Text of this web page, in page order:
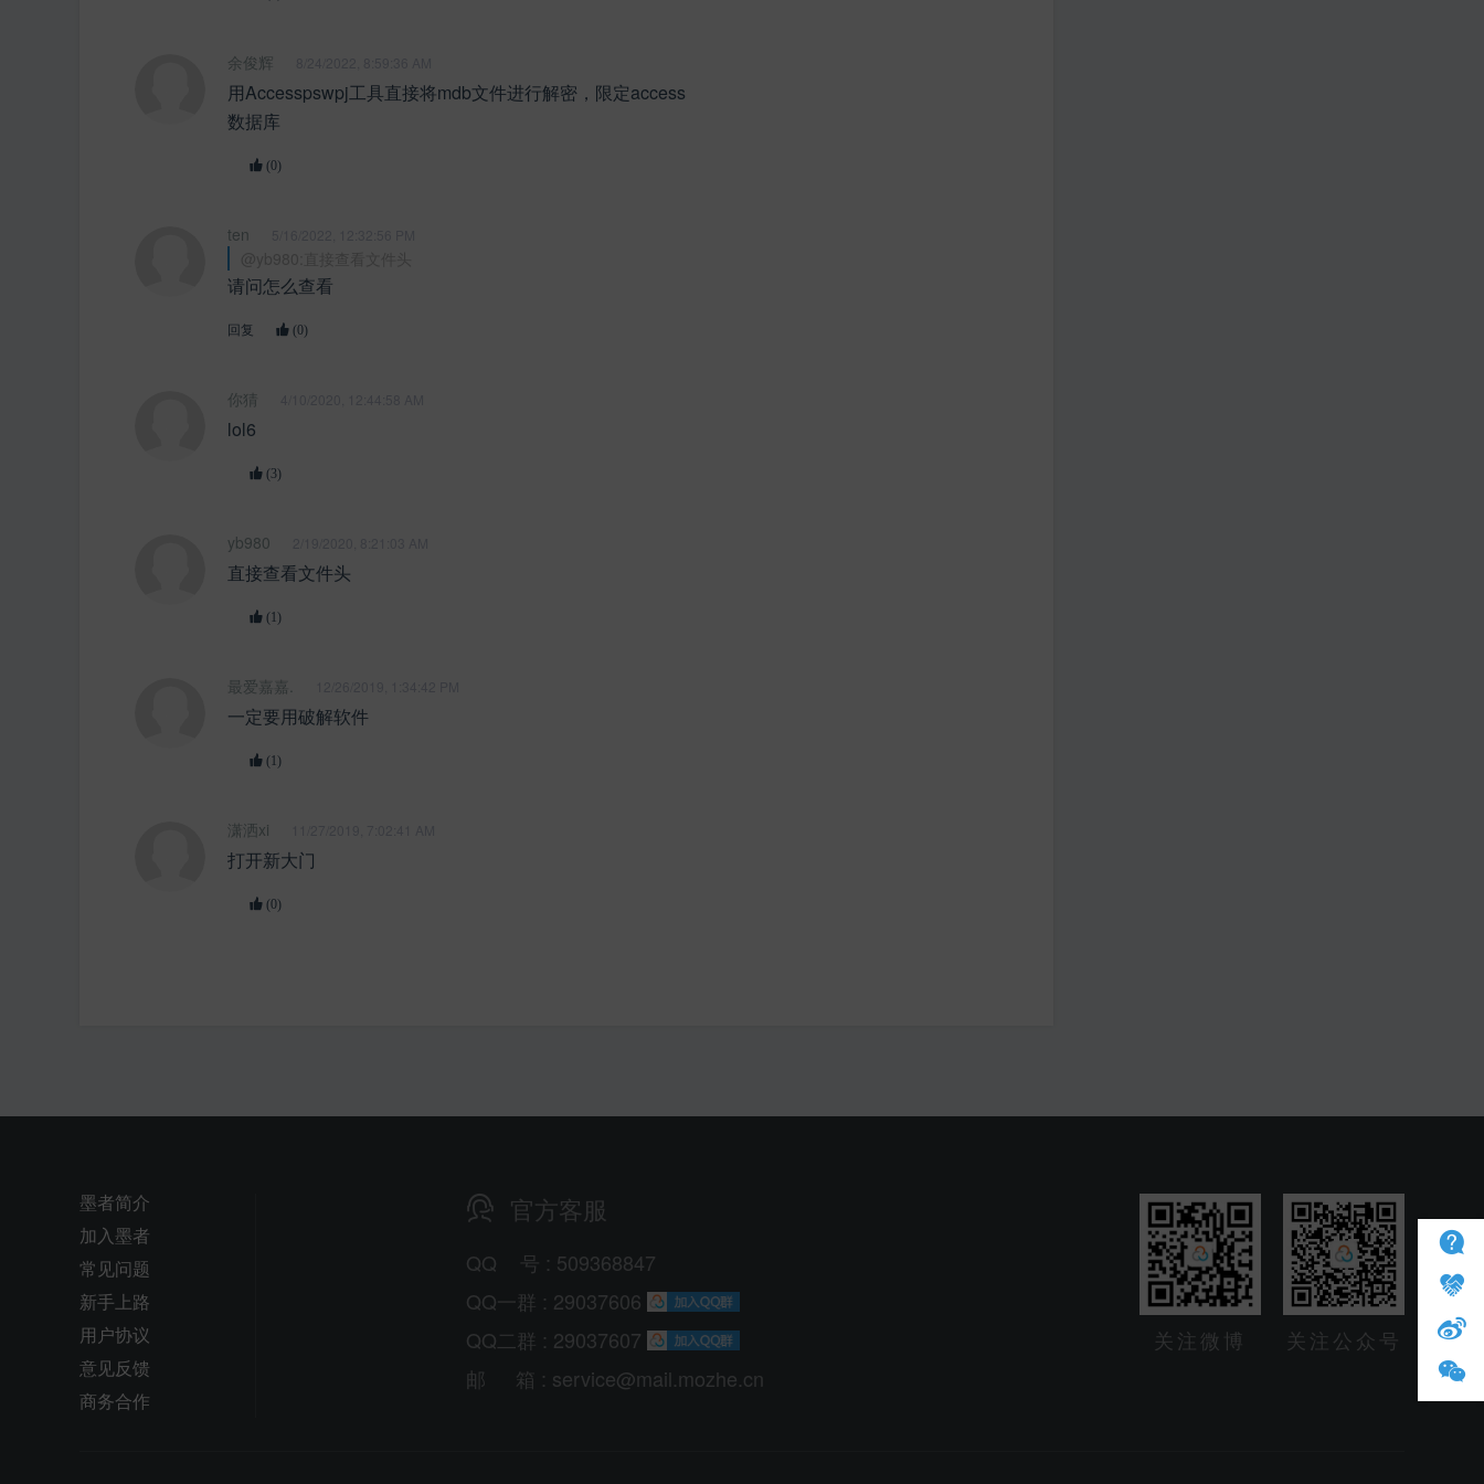
余俊辉
用Accesspswpj工具直接将mdb文件进行解密，限定access
数据库
(0)
ten
请问怎么查看
回复 (0)
你猜
lol6
(3)
yb980
直接查看文件头
(1)
最爱嘉嘉.
一定要用破解软件
(1)
潇洒xi
打开新大门
(0)
墨者简介
加入墨者
常见问题
新手上路
用户协议
意见反馈
商务合作
官方客服
QQ 号 : 509368847
QQ一群 : 29037606
QQ二群 : 29037607
邮
箱 : service@mail.mozhe.cn
关注公众号
关注微博